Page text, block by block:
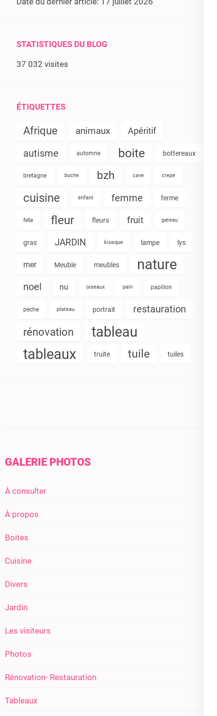
STATISTIQUES DU BLOG
37 032 visites
ÉTIQUETTES
Afrique animaux Apéritif
autisme automne boite bottereaux
bretagne buche bzh cave crepe
cuisine enfant femme ferme
fete fleur fleurs fruit gateau
gras JARDIN kiosque lampe lys
mer Meuble meubles nature
noel nu oiseaux pain papillon
peche plateau portrait restauration
rénovation
tableau
tableaux
truite tuile tuiles
GALERIE PHOTOS
À consulter
À propos
Boites
Cuisine
Divers
Jardin
Les visiteurs
Photos
Rénovation- Restauration
Tableaux